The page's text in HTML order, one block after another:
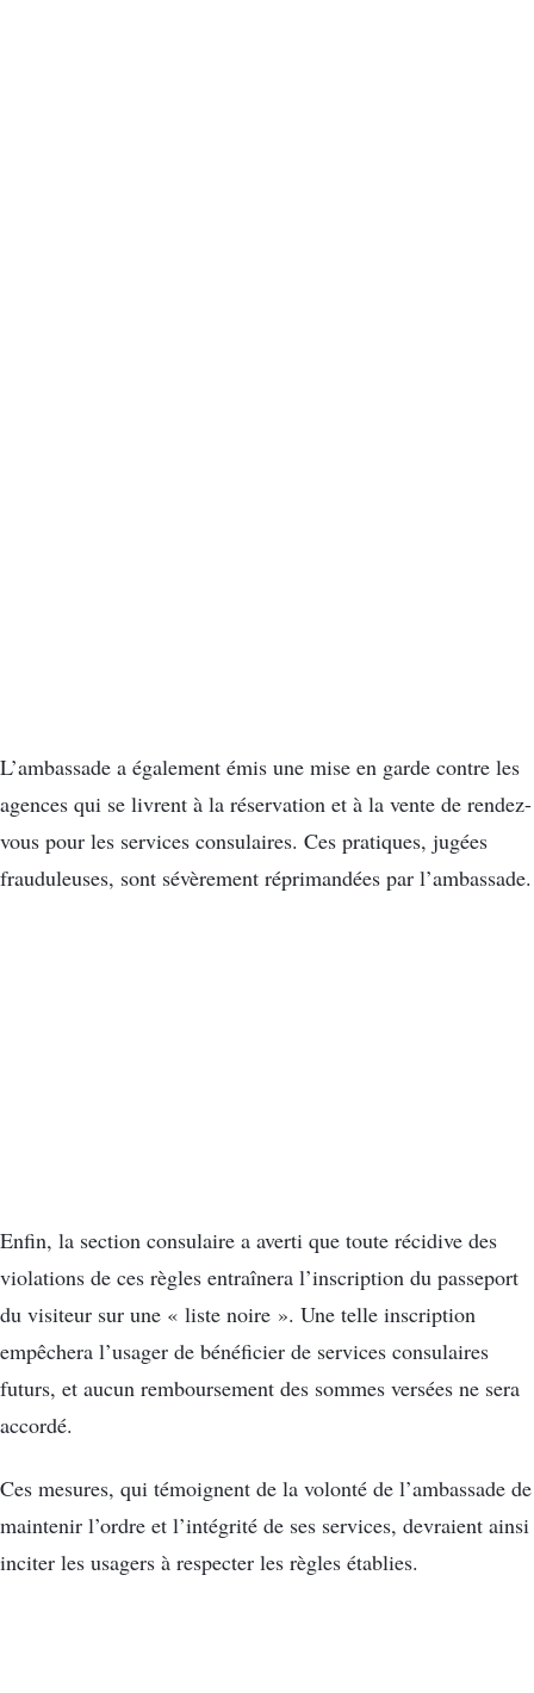
L’ambassade a également émis une mise en garde contre les
agences qui se livrent à la réservation et à la vente de rendez-
vous pour les services consulaires. Ces pratiques, jugées
frauduleuses, sont sévèrement réprimandées par l’ambassade.
Enfin, la section consulaire a averti que toute récidive des
violations de ces règles entraînera l’inscription du passeport
du visiteur sur une « liste noire ». Une telle inscription
empêchera l’usager de bénéficier de services consulaires
futurs, et aucun remboursement des sommes versées ne sera
accordé.
Ces mesures, qui témoignent de la volonté de l’ambassade de
maintenir l’ordre et l’intégrité de ses services, devraient ainsi
inciter les usagers à respecter les règles établies.